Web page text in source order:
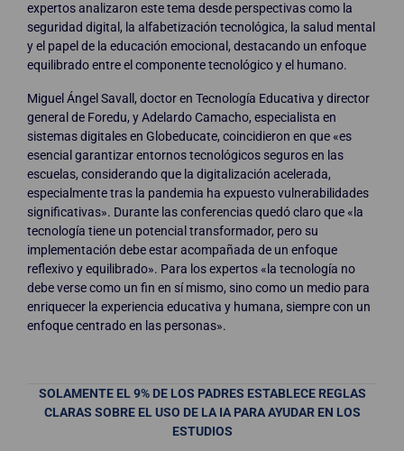
expertos analizaron este tema desde perspectivas como la
seguridad digital, la alfabetización tecnológica, la salud mental
y el papel de la educación emocional, destacando un enfoque
equilibrado entre el componente tecnológico y el humano.
Miguel Ángel Savall, doctor en Tecnología Educativa y director
general de Foredu, y Adelardo Camacho, especialista en
sistemas digitales en Globeducate, coincidieron en que «es
esencial garantizar entornos tecnológicos seguros en las
escuelas, considerando que la digitalización acelerada,
especialmente tras la pandemia ha expuesto vulnerabilidades
significativas». Durante las conferencias quedó claro que «la
tecnología tiene un potencial transformador, pero su
implementación debe estar acompañada de un enfoque
reflexivo y equilibrado». Para los expertos «la tecnología no
debe verse como un fin en sí mismo, sino como un medio para
enriquecer la experiencia educativa y humana, siempre con un
enfoque centrado en las personas».
SOLAMENTE EL 9% DE LOS PADRES ESTABLECE REGLAS
CLARAS SOBRE EL USO DE LA IA PARA AYUDAR EN LOS
ESTUDIOS